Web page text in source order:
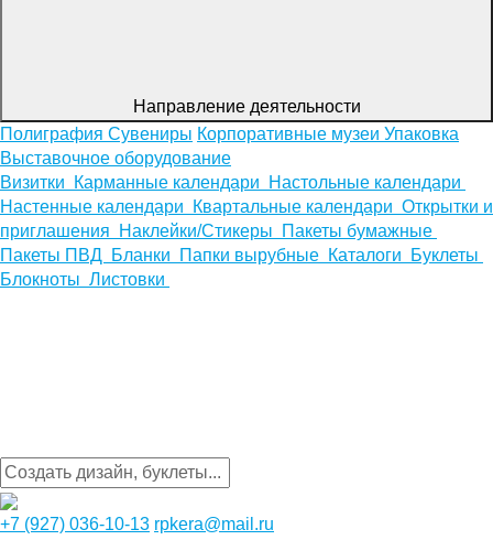
Направление деятельности
Полиграфия Сувениры Корпоративные музеи Упаковка
Выставочное оборудование
Визитки
Карманные календари
Настольные календари
Настенные календари
Квартальные календари Открытки и
приглашения
Наклейки/Стикеры
Пакеты бумажные
Пакеты ПВД Бланки Папки вырубные Каталоги
Буклеты
Блокноты Листовки
+7 (927) 036-10-13 rpkera@mail.ru